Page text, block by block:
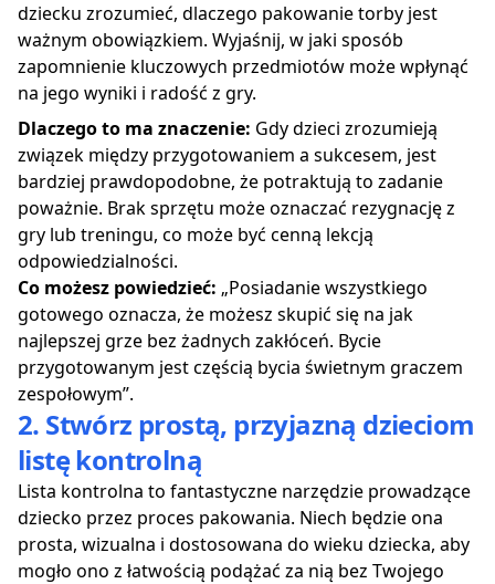
dziecku zrozumieć, dlaczego pakowanie torby jest
ważnym obowiązkiem. Wyjaśnij, w jaki sposób
zapomnienie kluczowych przedmiotów może wpłynąć
na jego wyniki i radość z gry.
Dlaczego to ma znaczenie: Gdy dzieci zrozumieją
związek między przygotowaniem a sukcesem, jest
bardziej prawdopodobne, że potraktują to zadanie
poważnie. Brak sprzętu może oznaczać rezygnację z
gry lub treningu, co może być cenną lekcją
odpowiedzialności.
Co możesz powiedzieć: „Posiadanie wszystkiego
gotowego oznacza, że możesz skupić się na jak
najlepszej grze bez żadnych zakłóceń. Bycie
przygotowanym jest częścią bycia świetnym graczem
zespołowym”.
2. Stwórz prostą, przyjazną dzieciom
listę kontrolną
Lista kontrolna to fantastyczne narzędzie prowadzące
dziecko przez proces pakowania. Niech będzie ona
prosta, wizualna i dostosowana do wieku dziecka, aby
mogło ono z łatwością podążać za nią bez Twojego